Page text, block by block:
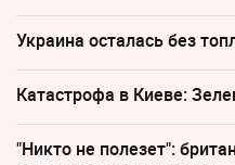
Украина осталась без
Катастрофа в Киеве:
"Никто не полезет":